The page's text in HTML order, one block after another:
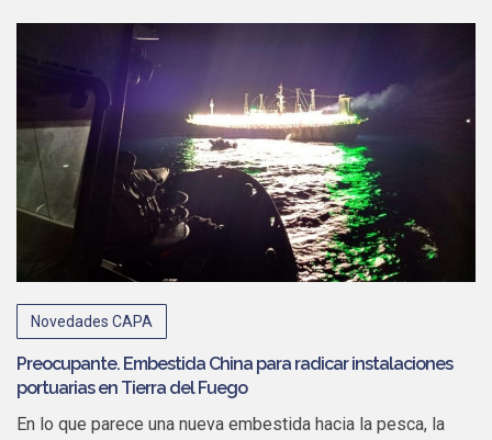
Novedades CAPA
Preocupante. Embestida China para radicar instalaciones
portuarias en Tierra del Fuego
En lo que parece una nueva embestida hacia la pesca, la